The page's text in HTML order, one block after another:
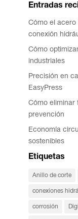
Entradas
Cómo el acero
conexión
Cómo
industriales
Precisión en
EasyPress
Cómo eliminar
prevención
Economía
sostenibles
Etiquetas
Anillo de corte
conexiones
corrosión